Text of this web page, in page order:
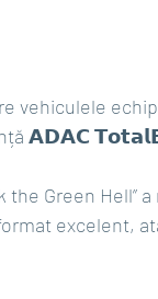
vehiculele
𝗔𝗗𝗔𝗖
the Green
excelent,